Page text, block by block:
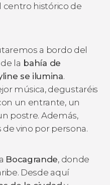
centro histórico de
a bordo del
la bahía de
se ilumina.
música, degustaréis
un entrante, un
postre. Además,
vino por persona.
Bocagrande, donde
Desde aquí